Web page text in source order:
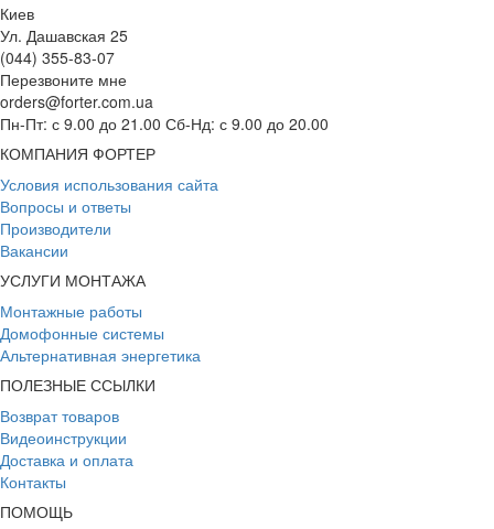
Киев
Ул. Дашавская 25
(044) 355-83-07
Перезвоните мне
orders@forter.com.ua
Пн-Пт: с 9.00 до 21.00 Сб-Нд: с 9.00 до 20.00
КОМПАНИЯ ФОРТЕР
Условия использования сайта
Вопросы и ответы
Производители
Вакансии
УСЛУГИ МОНТАЖА
Монтажные работы
Домофонные системы
Альтернативная энергетика
ПОЛЕЗНЫЕ ССЫЛКИ
Возврат товаров
Видеоинструкции
Доставка и оплата
Контакты
ПОМОЩЬ